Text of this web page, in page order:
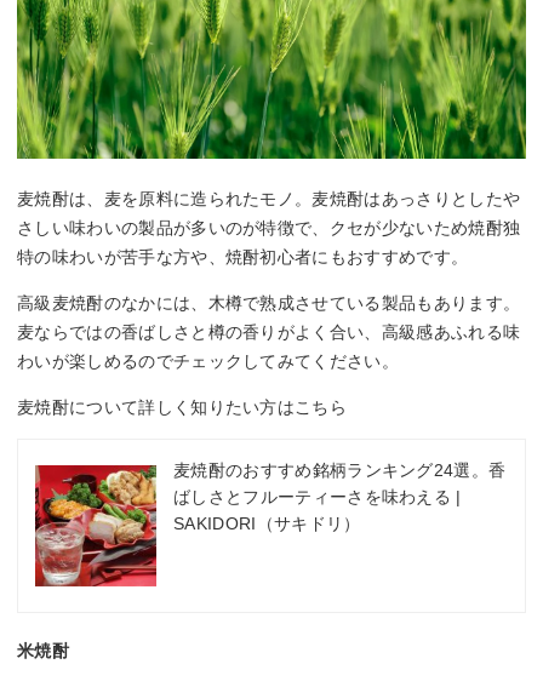
麦焼酎は、麦を原料に造られたモノ。麦焼酎はあっさりとしたや
さしい味わいの製品が多いのが特徴で、クセが少ないため焼酎独
特の味わいが苦手な方や、焼酎初心者にもおすすめです。
高級麦焼酎のなかには、木樽で熟成させている製品もあります。
麦ならではの香ばしさと樽の香りがよく合い、高級感あふれる味
わいが楽しめるのでチェックしてみてください。
麦焼酎について詳しく知りたい方はこちら
麦焼酎のおすすめ銘柄ランキング24選。香
ばしさとフルーティーさを味わえる |
SAKIDORI（サキドリ）
米焼酎